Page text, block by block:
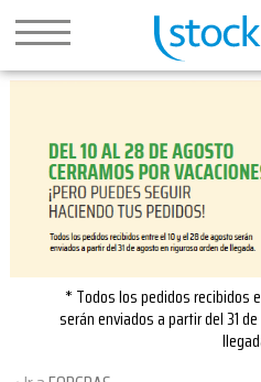
* Todos los pedidos recibidos
serán enviados a partir del 31